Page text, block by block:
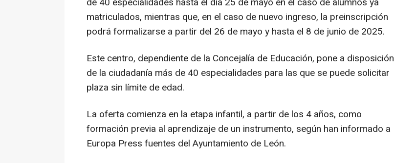
matriculados, mientras que, en el caso de nuevo ingreso, la preinscripción
podrá formalizarse a partir del 26 de mayo y hasta el 8 de junio de 2025.
Este centro, dependiente de la Concejalía de Educación, pone a disposición
de la ciudadanía más de 40 especialidades para las que se puede solicitar
plaza sin límite de edad.
La oferta comienza en la etapa infantil, a partir de los 4 años, como
formación previa al aprendizaje de un instrumento, según han informado a
Europa Press fuentes del Ayuntamiento de León.